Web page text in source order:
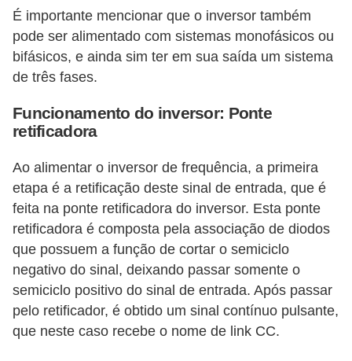
É importante mencionar que o inversor também
pode ser alimentado com sistemas monofásicos ou
bifásicos, e ainda sim ter em sua saída um sistema
de três fases.
Funcionamento do inversor: Ponte
retificadora
Ao alimentar o inversor de frequência, a primeira
etapa é a retificação deste sinal de entrada, que é
feita na ponte retificadora do inversor. Esta ponte
retificadora é composta pela associação de diodos
que possuem a função de cortar o semiciclo
negativo do sinal, deixando passar somente o
semiciclo positivo do sinal de entrada. Após passar
pelo retificador, é obtido um sinal contínuo pulsante,
que neste caso recebe o nome de link CC.
e
F
e
r
m
e
n
a
s
p
a